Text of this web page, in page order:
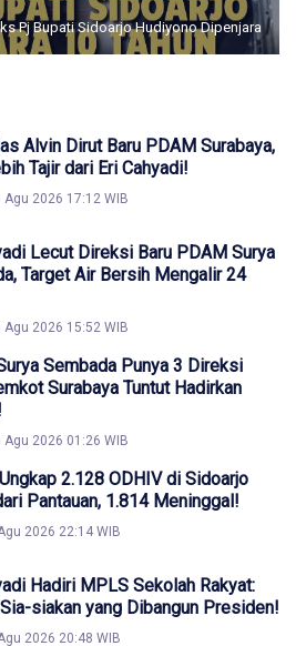
Pj Bupati Sidoarjo Hudiyono Dipenjara
Alvin Dirut Baru PDAM Surabaya,
Tajir dari Eri Cahyadi!
Agu 2026 17:12 WIB
Lecut Direksi Baru PDAM Surya
Target Air Bersih Mengalir 24
Agu 2026 15:52 WIB
Sembada Punya 3 Direksi
Surabaya Tuntut Hadirkan
Agu 2026 01:26 WIB
2.128 ODHIV di Sidoarjo
Pantauan, 1.814 Meninggal!
2026 22:14 WIB
Hadiri MPLS Sekolah Rakyat:
siakan yang Dibangun Presiden!
2026 20:48 WIB